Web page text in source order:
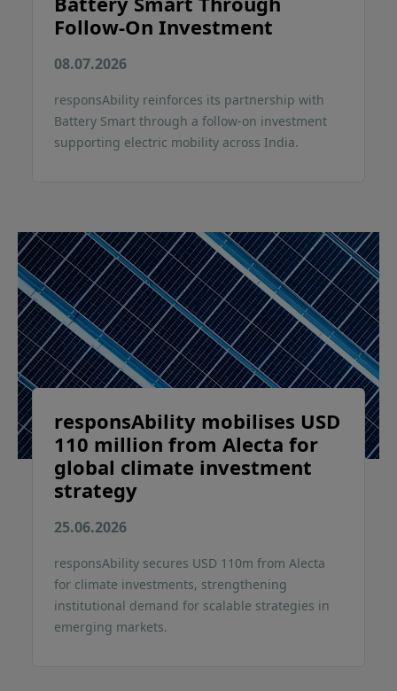
Follow-On Investment
08.07.2026
responsAbility reinforces its partnership with
Battery Smart through a follow-on investment
supporting electric mobility across India.
responsAbility mobilises USD
110 million from Alecta for
global climate investment
strategy
25.06.2026
responsAbility secures USD 110m from Alecta
for climate investments, strengthening
institutional demand for scalable strategies in
emerging markets.